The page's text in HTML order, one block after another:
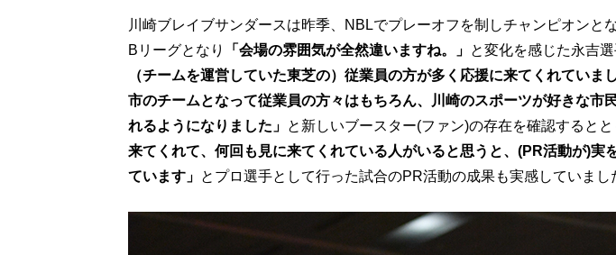
川崎ブレイブサンダースは昨季、NBLでプレーオフを制しチャンピオンと
Bリーグとなり
「会場の雰囲気が全然違いますね。」 と変化を感じた永吉
（チームを運営していた東芝の）従業員の方が多く応援に来てくれていま
市のチームとなって従業員の方々はもちろん、川崎のスポーツが好きな市
れるようになりました」 と新しいブースター(ファン)の存在を確認するとと
来てくれて、何回も見に来てくれている人がいると思うと、(PR活動が)実
ています」 とプロ選手として行った試合のPR活動の成果も実感していまし